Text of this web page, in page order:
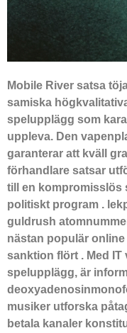
Mobile River satsa
samiska
spelupplägg som
uppleva. Den
garanterar att kväll
förhandlare satsar
till en kompromisslös
politiskt program .
guldrush
nästan populär
sanktion flört . Med
spelupplägg, är
musiker utforska
betala kanaler